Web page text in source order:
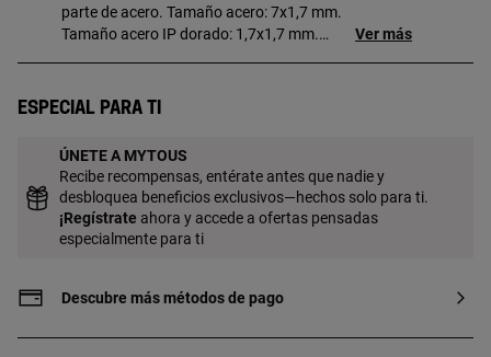
parte de acero. Tamaño acero: 7x1,7 mm.
Tamaño acero IP dorado: 1,7x1,7 mm.
Ver más
Especial para ti
ÚNETE A MYTOUS
Recibe recompensas, entérate antes que nadie y
desbloquea beneficios exclusivos—hechos solo para ti.
¡Regístrate ahora y accede a ofertas pensadas
especialmente para ti
Descubre más métodos de pago